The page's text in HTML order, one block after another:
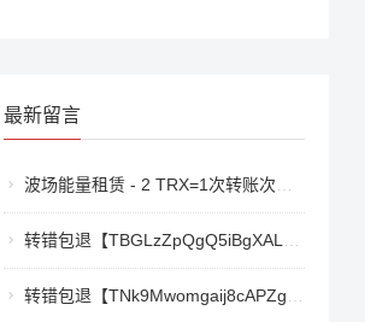
最新留言
波场能量租赁 - 2 TRX=1次转账次数 直接节省80%!无视对方有没有U或者是否交易所,低于 2 TRX的都是钓鱼的骗子- 复制地址【THXfhfV6ThhYzt7d8mm4KL3dE5LWBbwb3s】转 2 TRX即可0手续费转账!TG机器人: @jzzTRXbot 官网: https://jzztrx.com
转错包退【TBGLzZpQgQ5iBgXALSFLTY1USFGgDAwdFQ】客服TeleGram:【@TrxEm】
转错包退【TNk9Mwomgaij8cAPZgnkZzR1TrYEkCt3nt】客服TeleGram:【@TrxEm】